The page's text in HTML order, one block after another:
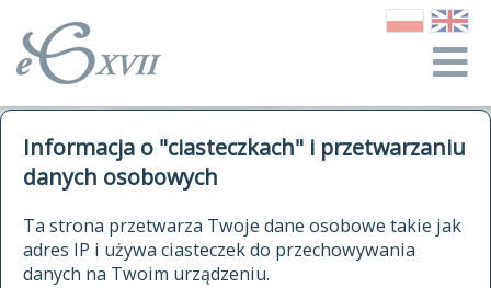
Informacja o "ciasteczkach" i przetwarzaniu
danych osobowych
Ta strona przetwarza Twoje dane osobowe takie jak
adres IP i używa ciasteczek do przechowywania
danych na Twoim urządzeniu.
autorzy Słownika
historia
publikacje
źródła
kwerendy
jak cytować Słownik
ELEKTRONICZNY SŁOWNIK
JĘZYKA POLSKIEGO